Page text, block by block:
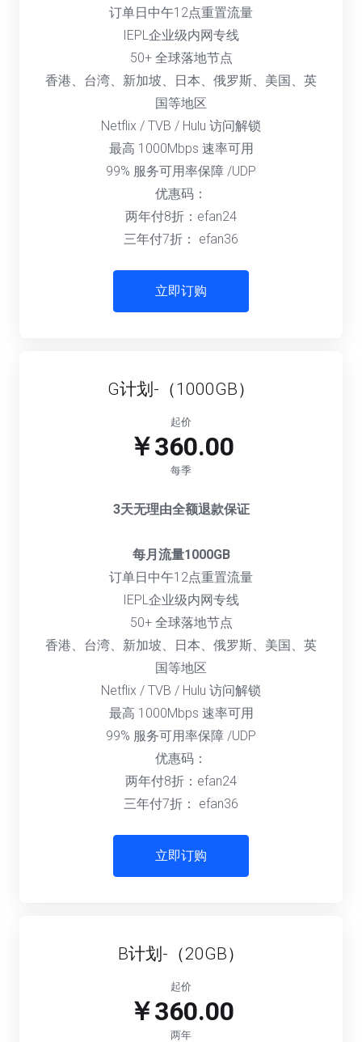
订单日中午12点重置流量
IEPL企业级内网专线
50+ 全球落地节点
香港、台湾、新加坡、日本、俄罗斯、美国、英
国等地区
Netflix / TVB / Hulu 访问解锁
最高 1000Mbps 速率可用
99% 服务可用率保障 /UDP
优惠码：
两年付8折：efan24
三年付7折： efan36
立即订购
G计划-（1000GB）
起价
￥360.00
每季
3天无理由全额退款保证
每月流量1000GB
订单日中午12点重置流量
IEPL企业级内网专线
50+ 全球落地节点
香港、台湾、新加坡、日本、俄罗斯、美国、英
国等地区
Netflix / TVB / Hulu 访问解锁
最高 1000Mbps 速率可用
99% 服务可用率保障 /UDP
优惠码：
两年付8折：efan24
三年付7折： efan36
立即订购
B计划-（20GB）
起价
￥360.00
两年